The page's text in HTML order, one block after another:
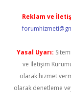
Reklam ve
Yasal Uyarı:
ve İletişim
olarak hizmet
olarak denetleme